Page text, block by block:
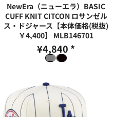
NewEra（ニューエラ）BASIC
CUFF KNIT CITCON ロサンゼル
ス・ドジャース【本体価格(税抜)
￥4,400】
MLB146701
¥4,840 *